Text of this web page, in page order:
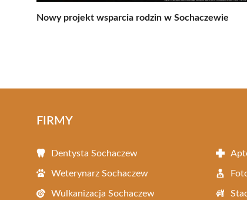
Nowy projekt wsparcia rodzin w Sochaczewie
FIRMY
Dentysta Sochaczew
Weterynarz Sochaczew
Wulkanizacja Sochaczew